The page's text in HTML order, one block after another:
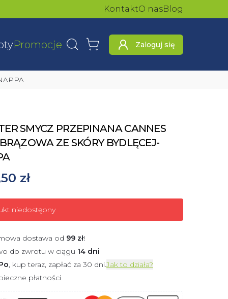
KontaktO nasBlog
Promocje WyszukajKoszyk Zaloguj się
SMYCZ PRZEPINANA CANNES
ZE SKÓRY BYDLĘCEJ-
zł
niedostępny
dostawa od 99 zł!
do zwrotu w ciągu 14 dni
, kup teraz, zapłać za 30 dni.Jak to działa?
płatności